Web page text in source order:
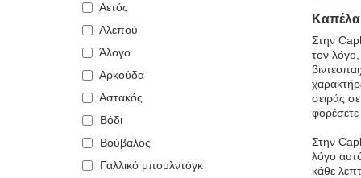
Αετός
Αλεπού
Άλογο
Αρκούδα
Αστακός
Βόδι
Βούβαλος
Γαλλικό μπουλντόγκ
Στην
τον
σειράς
Στην
λόγο
κάθε